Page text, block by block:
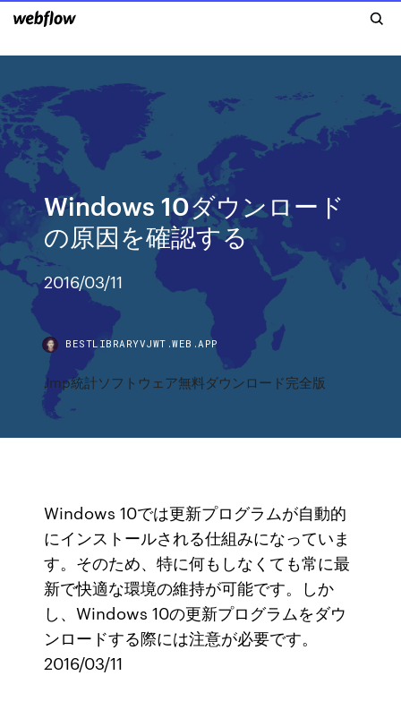
Windows 10ダウンロード
の原因を確認する
2016/03/11
BESTLIBRARYVJWT.WEB.APP
Jmp統計ソフトウェア無料ダウンロード完全版
Windows 10では更新プログラムが自動的
にインストールされる仕組みになっていま
す。そのため、特に何もしなくても常に最
新で快適な環境の維持が可能です。しか
し、Windows 10の更新プログラムをダウ
ンロードする際には注意が必要です。
2016/03/11